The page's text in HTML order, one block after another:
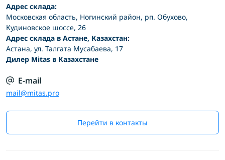
Адрес склада:
Московская область, Ногинский район, рп. Обухово,
Кудиновское шоссе, 26
Адрес склада в Астане, Казахстан:
Астана, ул. Талгата Мусабаева, 17
Дилер Mitas в Казахстане
E-mail
mail@mitas.pro
Перейти в контакты